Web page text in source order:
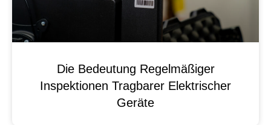
Die Bedeutung Regelmäßiger
Inspektionen Tragbarer Elektrischer
Geräte